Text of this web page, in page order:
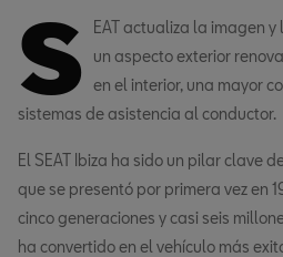
S
EAT actualiza la imagen
un aspecto exterior
en el interior, una mayor
sistemas de asistencia al conductor.
El SEAT Ibiza ha sido un pilar clave
que se presentó por primera vez en
cinco generaciones y casi seis
ha convertido en el vehículo más